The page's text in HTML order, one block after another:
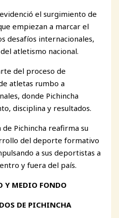
el surgimiento de
empiezan a marcar el
desafíos internacionales,
atletismo nacional.
del proceso de
atletas rumbo a
donde Pichincha
disciplina y resultados.
Pichincha reafirma su
del deporte formativo
a sus deportistas a
y fuera del país.
Y MEDIO FONDO
DE PICHINCHA